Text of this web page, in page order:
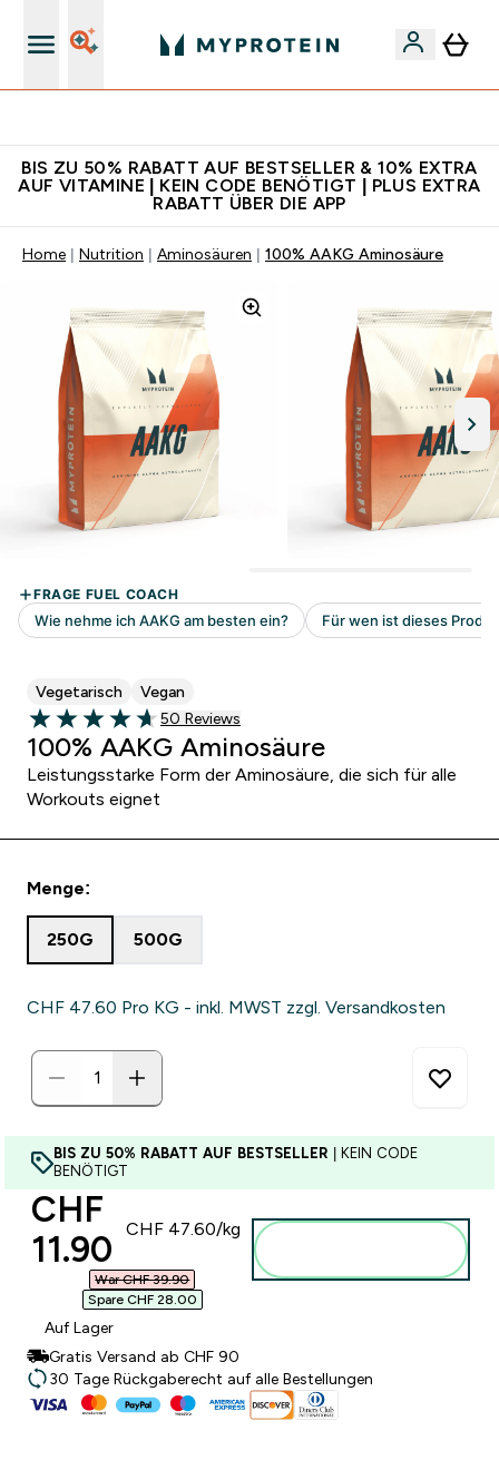
BIS ZU 50% RABATT AUF BESTSELLER & 10% EXTRA
AUF VITAMINE | KEIN CODE BENÖTIGT | PLUS EXTRA
RABATT ÜBER DIE APP
Home Nutrition Aminosäuren 100% AAKG Aminosäure
Vegetarisch Vegan
4.64 out of 5 stars
50 customer reviews
50 Reviews
100% AAKG Aminosäure
Leistungsstarke Form der Aminosäure, die sich für alle
Workouts eignet
Menge:
250G 500G
CHF 47.60‎ Pro KG - inkl. MWST zzgl. Versandkosten
BIS ZU 50% RABATT AUF BESTSELLER | KEIN CODE
BENÖTIGT
discounted price
CHF
11.90‎
CHF 47.60‎/kg
War CHF 39.90‎
Spare CHF 28.00‎
Auf Lager
Gratis Versand ab CHF 90
30 Tage Rückgaberecht auf alle Bestellungen